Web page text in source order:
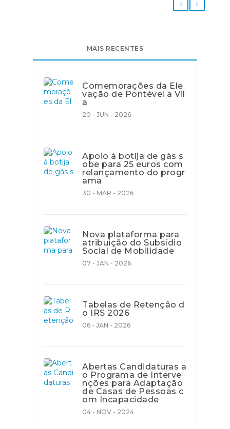
MAIS RECENTES
Comemorações da Ele
vação de Pontével a Vil
a
20 - JUN - 2026
Apoio à botija de gás s
obe para 25 euros com
relançamento do progr
ama
30 - MAR - 2026
Nova plataforma para
atribuição do Subsídio
Social de Mobilidade
07 - JAN - 2026
Tabelas de Retenção d
o IRS 2026
06 - JAN - 2026
Abertas Candidaturas a
o Programa de Interve
nções para Adaptação
de Casas de Pessoas c
om Incapacidade
04 - NOV - 2024